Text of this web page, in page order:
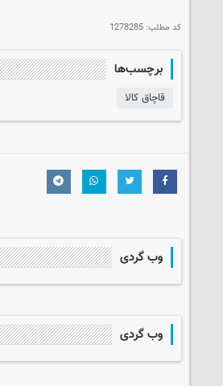
کد مطلب: 1278285
برچسب‌ها
قاچاق کالا
وب گردی
وب گردی